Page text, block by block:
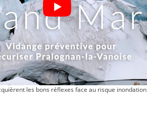
les bons réflexes face au risque inondation